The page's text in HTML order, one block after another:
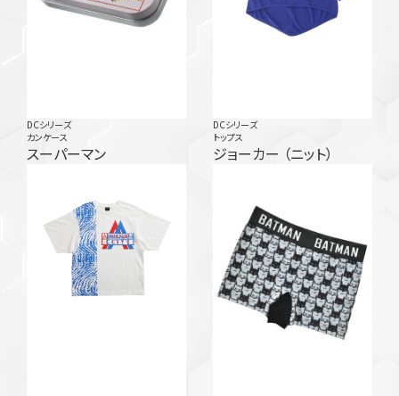
DCシリーズ
カンケース
スーパーマン
DCシリーズ
トップス
ジョーカー （ニット）